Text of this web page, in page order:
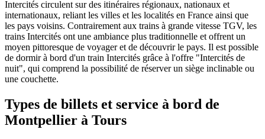
Intercités circulent sur des itinéraires régionaux, nationaux et
internationaux, reliant les villes et les localités en France ainsi que
les pays voisins. Contrairement aux trains à grande vitesse TGV, les
trains Intercités ont une ambiance plus traditionnelle et offrent un
moyen pittoresque de voyager et de découvrir le pays. Il est possible
de dormir à bord d'un train Intercités grâce à l'offre "Intercités de
nuit", qui comprend la possibilité de réserver un siège inclinable ou
une couchette.
Types de billets et service à bord de
Montpellier à Tours